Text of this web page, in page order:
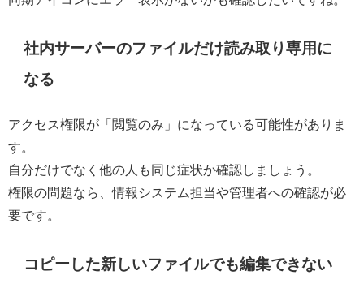
社内サーバーのファイルだけ読み取り専用に
なる
アクセス権限が「閲覧のみ」になっている可能性がありま
す。
自分だけでなく他の人も同じ症状か確認しましょう。
権限の問題なら、情報システム担当や管理者への確認が必
要です。
コピーした新しいファイルでも編集できない